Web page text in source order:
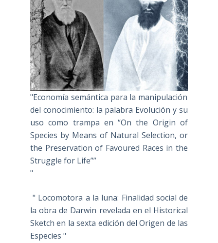
"Economía semántica para la manipulación
del conocimiento: la palabra Evolución y su
uso como trampa en “On the Origin of
Species by Means of Natural Selection, or
the Preservation of Favoured Races in the
Struggle for Life””
"
" Locomotora a la luna: Finalidad social de
la obra de Darwin revelada en el Historical
Sketch en la sexta edición del Origen de las
Especies "